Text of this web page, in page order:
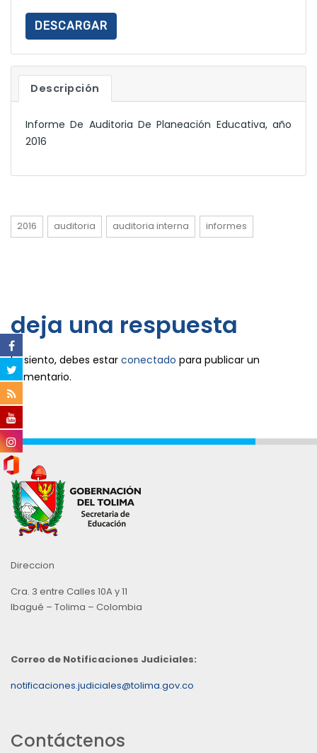
DESCARGAR
Descripción
Informe De Auditoria De Planeación Educativa, año
2016
2016 auditoria auditoria interna informes
deja una respuesta
Lo siento, debes estar conectado para publicar un
comentario.
Direccion
Cra. 3 entre Calles 10A y 11
Ibagué – Tolima – Colombia
Correo de Notificaciones Judiciales:
notificaciones.judiciales@tolima.gov.co
Contáctenos